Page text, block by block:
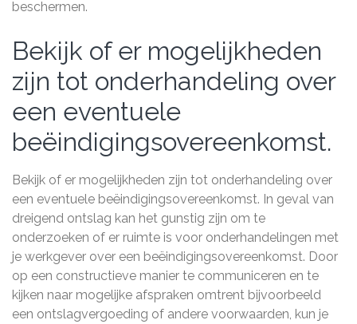
beschermen.
Bekijk of er mogelijkheden
zijn tot onderhandeling over
een eventuele
beëindigingsovereenkomst.
Bekijk of er mogelijkheden zijn tot onderhandeling over
een eventuele beëindigingsovereenkomst. In geval van
dreigend ontslag kan het gunstig zijn om te
onderzoeken of er ruimte is voor onderhandelingen met
je werkgever over een beëindigingsovereenkomst. Door
op een constructieve manier te communiceren en te
kijken naar mogelijke afspraken omtrent bijvoorbeeld
een ontslagvergoeding of andere voorwaarden, kun je